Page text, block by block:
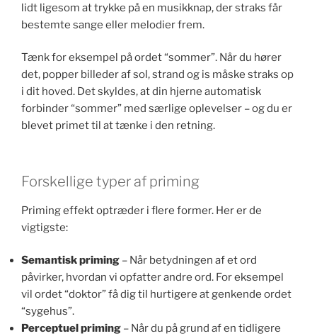
lidt ligesom at trykke på en musikknap, der straks får
bestemte sange eller melodier frem.
Tænk for eksempel på ordet “sommer”. Når du hører
det, popper billeder af sol, strand og is måske straks op
i dit hoved. Det skyldes, at din hjerne automatisk
forbinder “sommer” med særlige oplevelser – og du er
blevet primet til at tænke i den retning.
Forskellige typer af priming
Priming effekt optræder i flere former. Her er de
vigtigste:
Semantisk priming – Når betydningen af et ord
påvirker, hvordan vi opfatter andre ord. For eksempel
vil ordet “doktor” få dig til hurtigere at genkende ordet
“sygehus”.
Perceptuel priming – Når du på grund af en tidligere